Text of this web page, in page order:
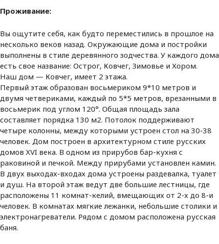
Проживание:
Вы ощутите себя, как будто переместились в прошлое на
несколько веков назад. Окружающие дома и постройки
выполнены в стиле деревянного зодчества. У каждого дома
есть свое название: Острог, Ковчег, Зимовье и Хором.
Наш дом — Ковчег, имеет 2 этажа.
Первый этаж образован восьмериком 9*10 метров и
двумя четвериками, каждый по 5*5 метров, врезанными в
восьмерик под углом 120°. Общая площадь зала
составляет порядка 130 м2. Потолок поддерживают
четыре колонны, между которыми устроен стол на 30-38
человек. Дом построен в архитектурном стиле русских
домов XVI века. В одном из прирубов бар-кухня с
раковиной и печкой. Между прирубами установлен камин.
В двух выходах-входах дома устроены раздевалка, туалет
и душ. На второй этаж ведут две большие лестницы, где
расположены 11 комнат-келий, вмещающих от 2-х до 8-и
человек. В комнатах мягкие лежанки, небольшие столики и
электронагреватели. Рядом с домом расположена русская
баня.